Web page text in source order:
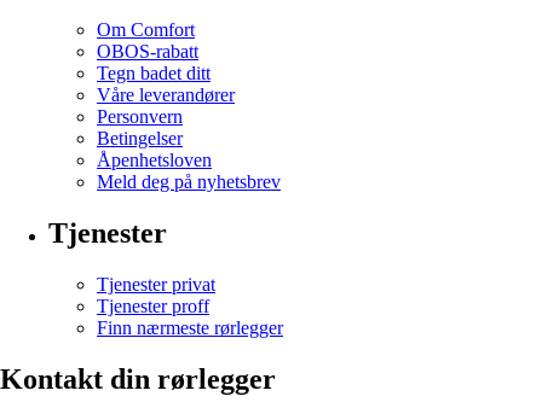
Om Comfort
OBOS-rabatt
Tegn badet ditt
Våre leverandører
Personvern
Betingelser
Åpenhetsloven
Meld deg på nyhetsbrev
Tjenester
Tjenester privat
Tjenester proff
Finn nærmeste rørlegger
Kontakt din rørlegger